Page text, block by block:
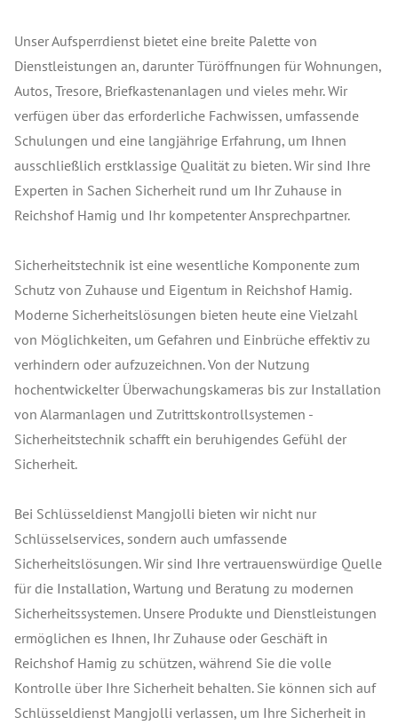
Unser Aufsperrdienst bietet eine breite Palette von
Dienstleistungen an, darunter Türöffnungen für Wohnungen,
Autos, Tresore, Briefkastenanlagen und vieles mehr. Wir
verfügen über das erforderliche Fachwissen, umfassende
Schulungen und eine langjährige Erfahrung, um Ihnen
ausschließlich erstklassige Qualität zu bieten. Wir sind Ihre
Experten in Sachen Sicherheit rund um Ihr Zuhause in
Reichshof Hamig und Ihr kompetenter Ansprechpartner.
Sicherheitstechnik ist eine wesentliche Komponente zum
Schutz von Zuhause und Eigentum in Reichshof Hamig.
Moderne Sicherheitslösungen bieten heute eine Vielzahl
von Möglichkeiten, um Gefahren und Einbrüche effektiv zu
verhindern oder aufzuzeichnen. Von der Nutzung
hochentwickelter Überwachungskameras bis zur Installation
von Alarmanlagen und Zutrittskontrollsystemen -
Sicherheitstechnik schafft ein beruhigendes Gefühl der
Sicherheit.
Bei Schlüsseldienst Mangjolli bieten wir nicht nur
Schlüsselservices, sondern auch umfassende
Sicherheitslösungen. Wir sind Ihre vertrauenswürdige Quelle
für die Installation, Wartung und Beratung zu modernen
Sicherheitssystemen. Unsere Produkte und Dienstleistungen
ermöglichen es Ihnen, Ihr Zuhause oder Geschäft in
Reichshof Hamig zu schützen, während Sie die volle
Kontrolle über Ihre Sicherheit behalten. Sie können sich auf
Schlüsseldienst Mangjolli verlassen, um Ihre Sicherheit in